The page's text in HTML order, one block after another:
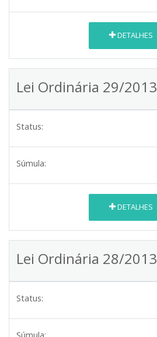
DETALHES
Lei Ordinária 29/2013
Status:
Súmula:
DETALHES
Lei Ordinária 28/2013
Status: